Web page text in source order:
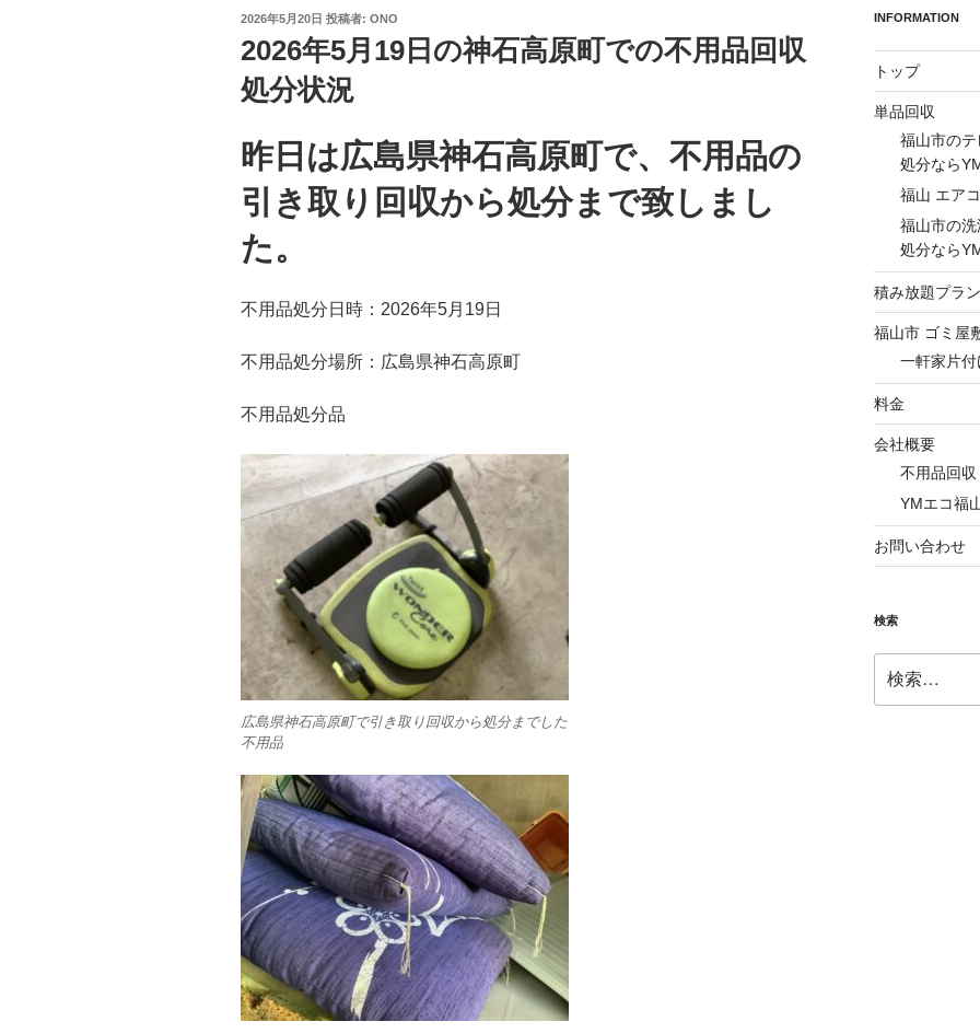
投
日:
2026年5月20日 投稿者: ONO
2026年5月19日の神石高原町での不用品回収
処分状況
昨日は広島県神石高原町で、不用品の
引き取り回収から処分まで致しまし
た。
不用品処分日時：2026年5月19日
不用品処分場所：広島県神石高原町
不用品処分品
広島県神石高原町で引き取り回収から処分までした
不用品
INFORMATION
トップ
単品回収
福山市の
処分なら
福山 エア
福山市の
処分なら
積み放題プラン
福山市 ゴミ屋
一軒家片付
料金
会社概要
不用品回
YMエコ福
お問い合わせ
検索
索: